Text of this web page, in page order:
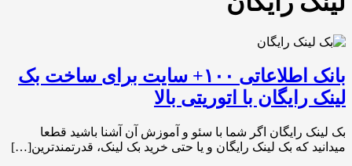
بانک اطلاعاتی ۱۰۰+ سایت برای ساخت بک
لینک رایگان با اتوریتی بالا
بک لینک رایگان اگر شما با سئو و آموزش آن آشنا باشید قطعا
میدانید که بک لینک رایگان و یا حتی خرید بک لینک، قدرتمندترین[…]